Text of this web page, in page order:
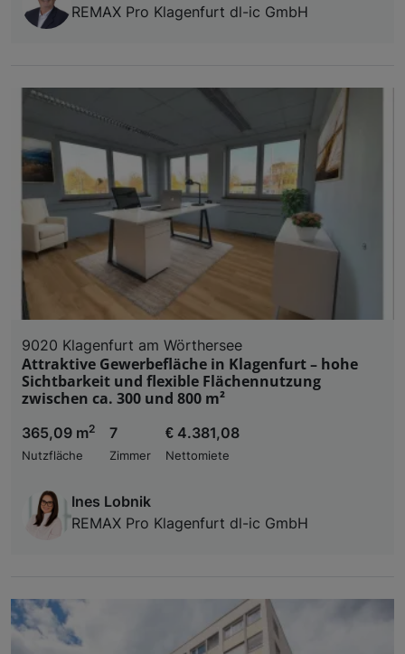
REMAX Pro Klagenfurt dl-ic GmbH
9020 Klagenfurt am Wörthersee
Attraktive Gewerbefläche in Klagenfurt – hohe
Sichtbarkeit und flexible Flächennutzung
zwischen ca. 300 und 800 m²
365,09 m2
Nutzfläche
7
Zimmer
€ 4.381,08
Nettomiete
Ines Lobnik
REMAX Pro Klagenfurt dl-ic GmbH